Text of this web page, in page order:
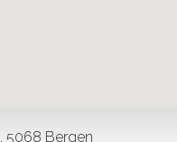
5068 Bergen